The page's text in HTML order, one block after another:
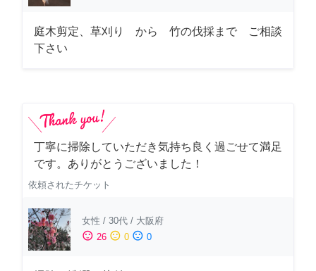
庭木剪定、草刈り から 竹の伐採まで ご相談
下さい
丁寧に掃除していただき気持ち良く過ごせて満足
です。ありがとうございました！
依頼されたチケット
女性 / 30代 / 大阪府
sentiment_satisfied 26 sentiment_neutral 0 sentiment_dissatisfied 0